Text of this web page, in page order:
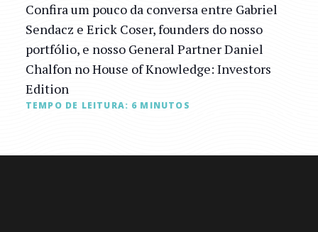
Confira um pouco da conversa entre Gabriel
Sendacz e Erick Coser, founders do nosso
portfólio, e nosso General Partner Daniel
Chalfon no House of Knowledge: Investors
Edition
TEMPO DE LEITURA: 6 MINUTOS